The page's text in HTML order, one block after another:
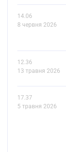
14.06
8 червня 2026
12.36
13 травня 2026
17.37
5 травня 2026